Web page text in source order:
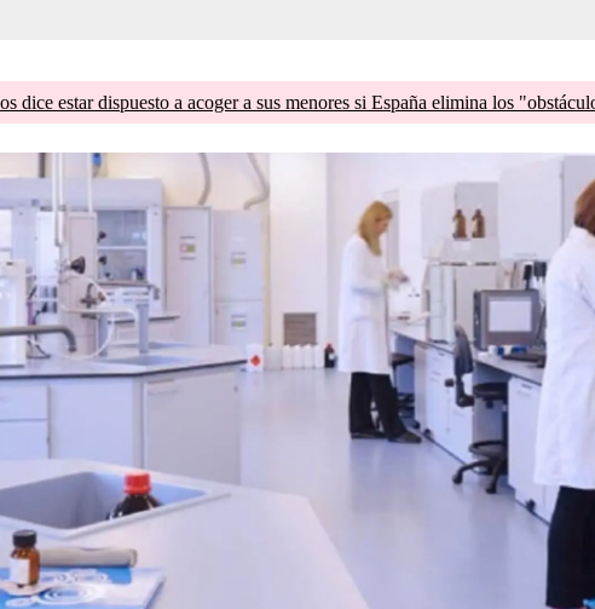
dice estar dispuesto a acoger a sus menores si España elimina los